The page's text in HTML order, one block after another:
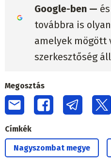
Google-ben —
továbbra is
amelyek mögött
szerkesztőség
Megosztás
Címkék
Nagyszombat megye